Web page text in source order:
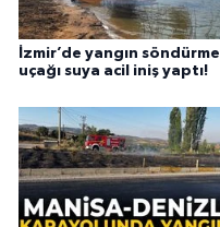
İzmir’de yangın söndürme
uçağı suya acil iniş yaptı!